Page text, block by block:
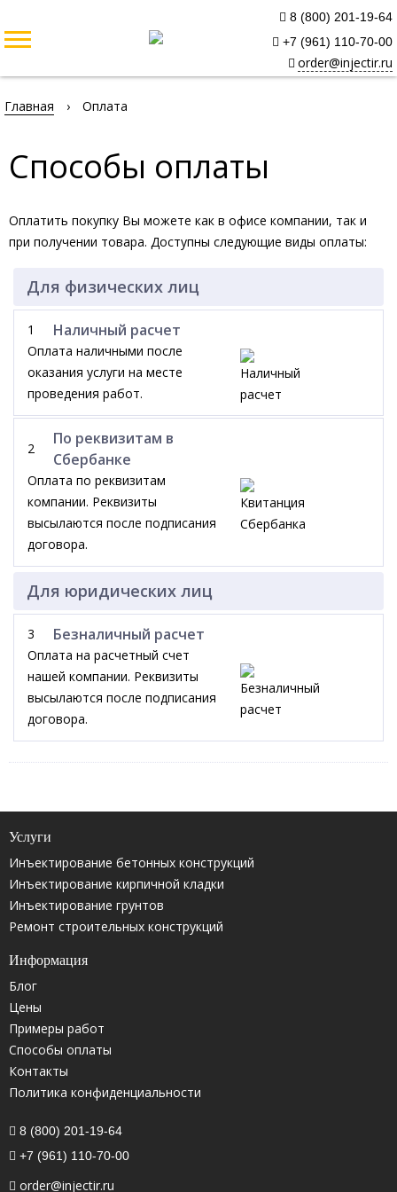
8 (800) 201-19-64
+7 (961) 110-70-00
order@injectir.ru
Главная › Оплата
Способы оплаты
Оплатить покупку Вы можете как в офисе компании, так и
при получении товара. Доступны следующие виды оплаты:
Для физических лиц
1 Наличный расчет
Оплата наличными после
оказания услуги на месте
проведения работ.
2
По реквизитам в
Сбербанке
Оплата по реквизитам
компании. Реквизиты
высылаются после подписания
договора.
Для юридических лиц
3 Безналичный расчет
Оплата на расчетный счет
нашей компании. Реквизиты
высылаются после подписания
договора.
Услуги
Инъектирование бетонных конструкций
Инъектирование кирпичной кладки
Инъектирование грунтов
Ремонт строительных конструкций
Информация
Блог
Цены
Примеры работ
Способы оплаты
Контакты
Политика конфиденциальности
8 (800) 201-19-64
+7 (961) 110-70-00
order@injectir.ru